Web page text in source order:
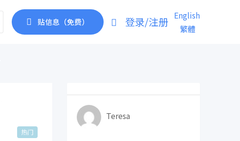
贴信息（免费） 登录/注册 English
繁體
热门
Teresa